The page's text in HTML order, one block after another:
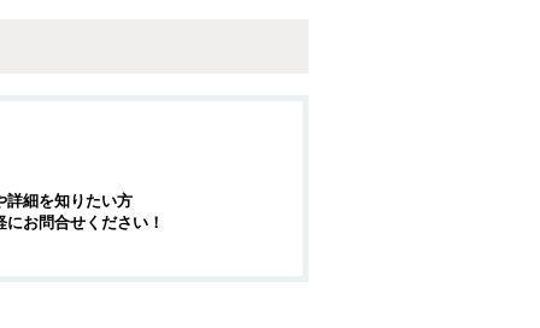
詳細を知りたい方
お問合せください！